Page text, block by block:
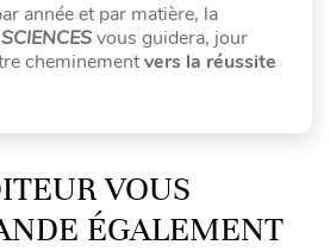
année et par matière, la
vous guidera, jour
cheminementvers la réussite
VOUS
ÉGALEMENT